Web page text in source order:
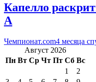
Капелло
А
Чемпионат.com4 месяца
Август 2026
Пн Вт Ср Чт Пт Сб Вс
1
2